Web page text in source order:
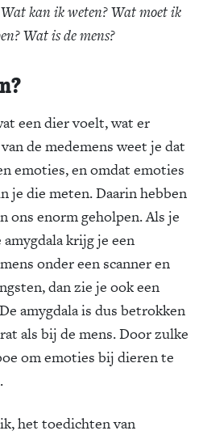
Wat kan ik weten? Wat moet ik
Wat is de mens?
een dier voelt, wat er
de medemens weet je dat
emoties, en omdat emoties
je die meten. Daarin hebben
ons enorm geholpen. Als je
krijg je een
onder een scanner en
dan zie je ook een
amygdala is dus betrokken
als bij de mens. Door zulke
om emoties bij dieren te
het toedichten van